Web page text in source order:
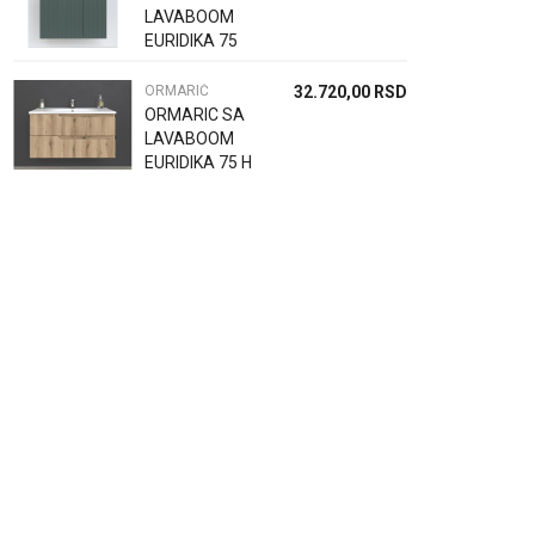
LAVABOOM
EURIDIKA 75
ORMARIĆ
ORMARIC SA
LAVABOOM
EURIDIKA 75 H
32.720,00 RSD